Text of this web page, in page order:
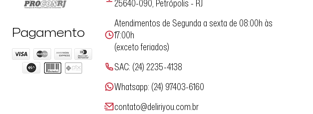
Pagamento
25640-090, Petrópolis - RJ
Atendimentos de Segunda a sexta de 08:00h às
17:00h
(exceto feriados)
SAC: (24) 2235-4138
Whatsapp: (24) 97403-6160
contato@deliriyou.com.br